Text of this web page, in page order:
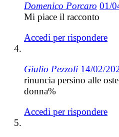
Domenico Porcaro 01/
Mi piace il racconto
Accedi per rispondere
Giulio Pezzoli 14/02/
rinuncia persino alle
donna%
Accedi per rispondere